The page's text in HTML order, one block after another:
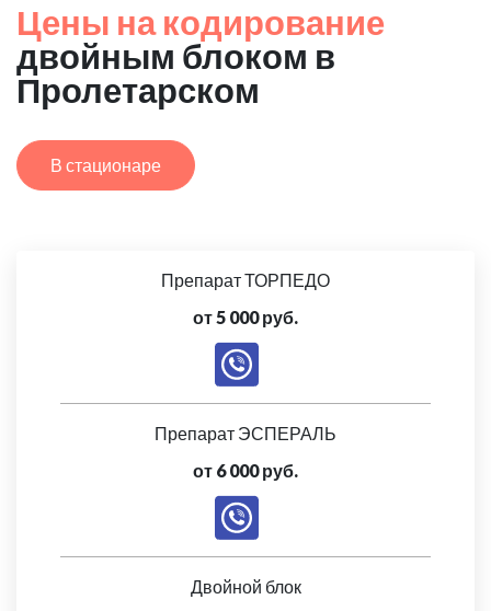
Цены на кодирование
двойным блоком в
Пролетарском
В стационаре
Препарат ТОРПЕДО
от 5 000 руб.
Препарат ЭСПЕРАЛЬ
от 6 000 руб.
Двойной блок